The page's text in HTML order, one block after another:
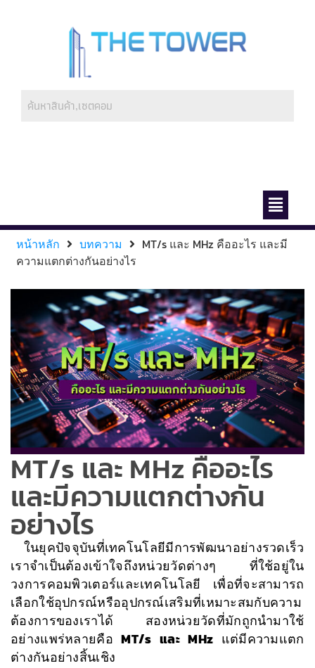
หน้าหลัก บทความ
MT/s และ MHz คืออะไร และมี
ความแตกต่างกันอย่างไร
MT/s และ MHz คืออะไร
และมีความแตกต่างกัน
อย่างไร
ในยุคปัจจุบันที่เทคโนโลยีมีการพัฒนาอย่างรวดเร็ว
เราจำเป็นต้องเข้าใจถึงหน่วยวัดต่างๆ ที่ใช้อยู่ใน
วงการคอมพิวเตอร์และเทคโนโลยี เพื่อที่จะสามารถ
เลือกใช้อุปกรณ์หรืออุปกรณ์เสริมที่เหมาะสมกับความ
ต้องการของเราได้ สองหน่วยวัดที่มักถูกนำมาใช้
อย่างแพร่หลายคือMT/s และ MHz แต่มีความแตก
ต่างกันอย่างสิ้นเชิง